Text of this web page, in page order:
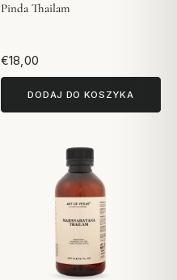
Pinda Thailam
€18,00
DODAJ DO KOSZYKA